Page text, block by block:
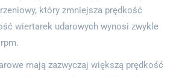
który zmniejsza prędkość
wiertarek udarowych wynosi zwykle
mają zazwyczaj większą prędkość